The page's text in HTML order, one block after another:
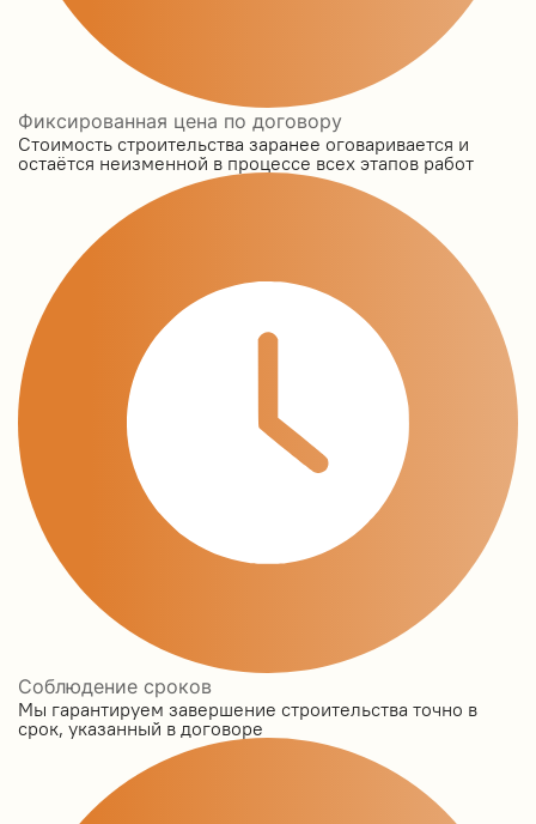
Фиксированная цена по договору
Стоимость строительства заранее оговаривается и
остаётся неизменной в процессе всех этапов работ
Соблюдение сроков
Мы гарантируем завершение строительства точно в
срок, указанный в договоре